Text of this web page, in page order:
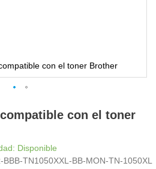
con el toner Brother
con el toner
Disponible
BBB-TN1050XXL-BB-MON-TN-1050XL